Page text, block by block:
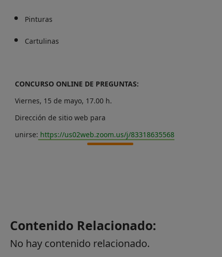
Pinturas
Cartulinas
CONCURSO ONLINE DE PREGUNTAS:
Viernes, 15 de mayo, 17.00 h.
Dirección de sitio web para
unirse: https://us02web.zoom.us/j/83318635568
Contenido Relacionado:
No hay contenido relacionado.